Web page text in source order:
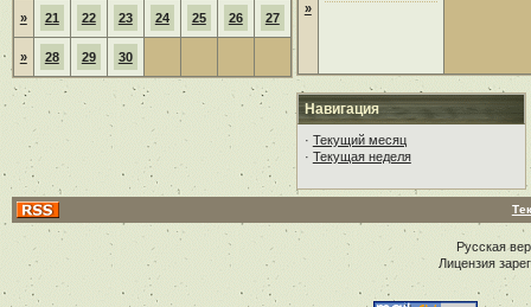
» 21 22 23 24 25 26 27
» 28 29 30
»
Навигация
· Текущий месяц
· Текущая неделя
Русская
Лицензия